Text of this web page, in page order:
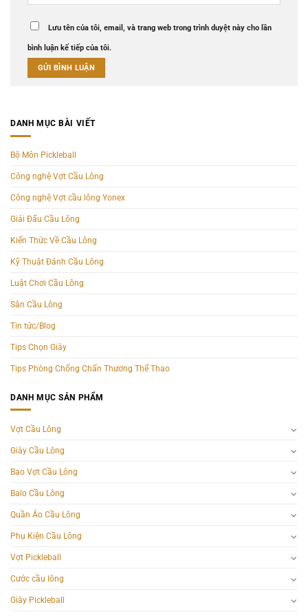
Lưu tên của tôi, email, và trang web trong trình duyệt này cho lần
bình luận kế tiếp của tôi.
DANH MỤC BÀI VIẾT
Bộ Môn Pickleball
Công nghệ Vợt Cầu Lông
Công nghệ Vợt cầu lông Yonex
Giải Đấu Cầu Lông
Kiến Thức Về Cầu Lông
Kỹ Thuật Đánh Cầu Lông
Luật Chơi Cầu Lông
Sân Cầu Lông
Tin tức/Blog
Tips Chọn Giày
Tips Phòng Chống Chấn Thương Thể Thao
DANH MỤC SẢN PHẨM
Vợt Cầu Lông
Giày Cầu Lông
Bao Vợt Cầu Lông
Balo Cầu Lông
Quần Áo Cầu Lông
Phụ Kiện Cầu Lông
Vợt Pickleball
Cước cầu lông
Giày Pickleball